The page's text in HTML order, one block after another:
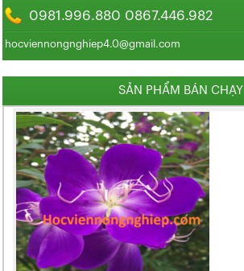
0981.996.880 0867.446.982
hocviennongnghiep4.0@gmail.com
SẢN PHẨM BÁN CHẠY